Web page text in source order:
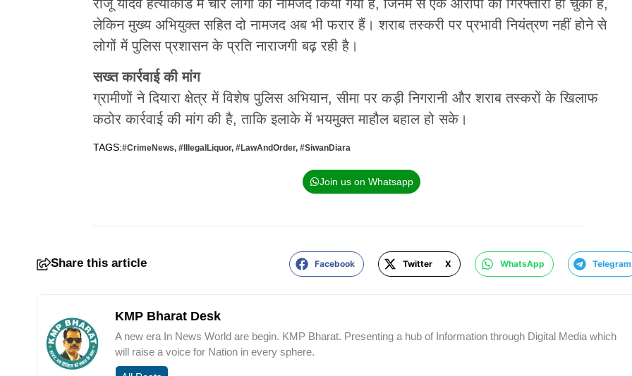
राजू यादव हत्याकांड में चार लोगों को नामजद किया गया है, जिनमें से एक आरोपी की गिरफ्तारी हो चुकी है,
लेकिन मुख्य अभियुक्त सहित दो नामजद अब भी फरार हैं। शराब तस्करी पर प्रभावी नियंत्रण नहीं होने से
लोगों में पुलिस प्रशासन के प्रति नाराजगी बढ़ रही है।
सख्त कार्रवाई की मांग
ग्रामीणों ने दियारा क्षेत्र में विशेष पुलिस अभियान, सीमा पर कड़ी निगरानी और शराब तस्करों के खिलाफ
कठोर कार्रवाई की मांग की है, ताकि इलाके में भयमुक्त माहौल बहाल हो सके।
TAGS:#CrimeNews, #IllegalLiquor, #LawAndOrder, #SiwanDiara
Join us on Whatsapp
Share this article Facebook Twitter X WhatsApp Telegram
KMP Bharat Desk
A new era In News World are begin. KMP Bharat. Presenting a hub of Information through Digital Media which
will raise a voice for Nation in every sphere.